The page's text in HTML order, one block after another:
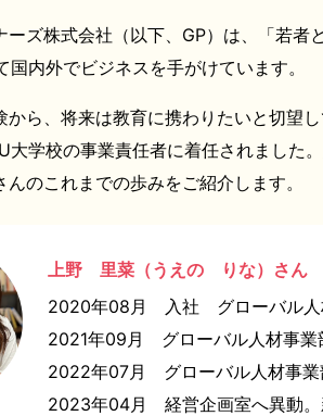
ーズ株式会社（以下、GP）は、「若者
国内外でビジネスを手がけています。
から、将来は教育に携わりたいと切望
大学校の事業責任者に着任されました
のこれまでの歩みをご紹介します。
上野 里菜（うえの りな）さん
2020年08月 入社 グローバル人
2021年09月 グローバル人材事業
2022年07月 グローバル人材事業
2023年04月 経営企画室へ異動。